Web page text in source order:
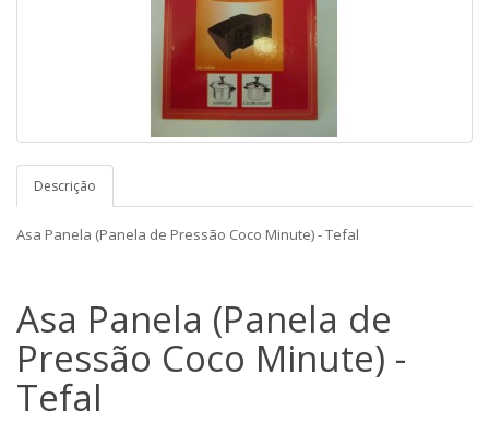
Descrição
Asa Panela (Panela de Pressão Coco Minute) - Tefal
Asa Panela (Panela de
Pressão Coco Minute) -
Tefal